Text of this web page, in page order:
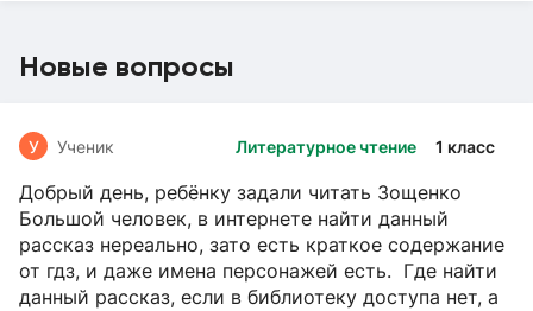
Новые вопросы
Литературное чтение 1 класс
У Ученик
Добрый день, ребёнку задали читать Зощенко
Большой человек, в интернете найти данный
рассказ нереально, зато есть краткое содержание
от гдз, и даже имена персонажей есть. Где найти
данный рассказ, если в библиотеку доступа нет, а